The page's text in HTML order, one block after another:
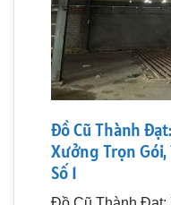
Đồ Cũ Thành
Xưởng Trọn Gói,
Số 1